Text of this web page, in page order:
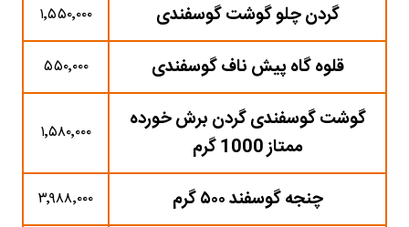
گردن چلو گوشت گوسفندی ۱٬۵۵۰٬۰۰۰
قلوه‌ گاه پیش ناف گوسفندی ۵۵۰٬۰۰۰
گوشت گوسفندی گردن برش خورده
ممتاز 1000 گرم
۱٬۵۸۰٬۰۰۰
چنجه گوسفند ۵۰۰ گرم ۳٬۹۸۸٬۰۰۰